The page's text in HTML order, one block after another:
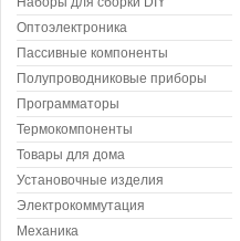
Оптоэлектроника
Пассивные компоненты
Полупроводниковые приборы
Программаторы
Термокомпоненты
Товары для дома
Установочные изделия
Электрокоммутация
Механика